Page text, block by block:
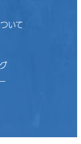
いて